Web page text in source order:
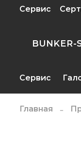
Сервис
BUNKER-
Сервис
Главная